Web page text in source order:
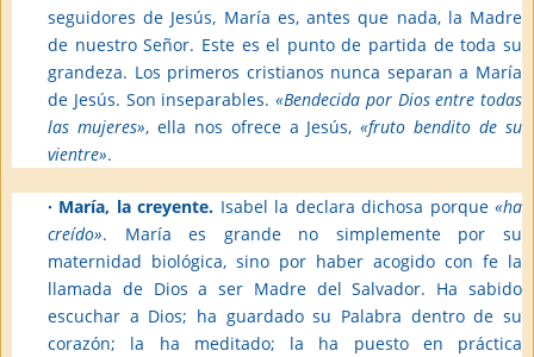
seguidores de Jesús, María es, antes que nada, la Madre
de nuestro Señor. Este es el punto de partida de toda su
grandeza. Los primeros cristianos nunca separan a María
de Jesús. Son inseparables. «Bendecida por Dios entre todas
las mujeres», ella nos ofrece a Jesús,«fruto bendito de su
vientre».
· María, la creyente. Isabel la declara dichosa porque«ha
creído». María es grande no simplemente por su
maternidad biológica, sino por haber acogido con fe la
llamada de Dios a ser Madre del Salvador. Ha sabido
escuchar a Dios; ha guardado su Palabra dentro de su
corazón; la ha meditado; la ha puesto en práctica